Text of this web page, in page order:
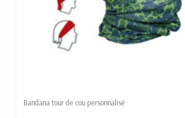
Bandana tour de cou personnalisé